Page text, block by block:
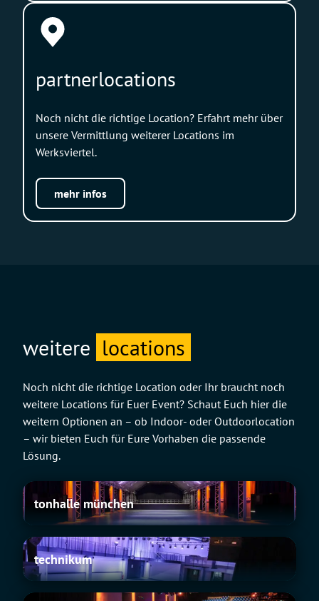
partnerlocations
Noch nicht die richtige Location? Erfahrt mehr über
unsere Vermittlung weiterer Locations im
Werksviertel.
mehr infos
weitere locations
Noch nicht die richtige Location oder Ihr braucht noch
weitere Locations für Euer Event? Schaut Euch hier die
weitern Optionen an – ob Indoor- oder Outdoorlocation
– wir bieten Euch für Eure Vorhaben die passende
Lösung.
tonhalle
münchen
tonhalle münchen
technikum
technikum